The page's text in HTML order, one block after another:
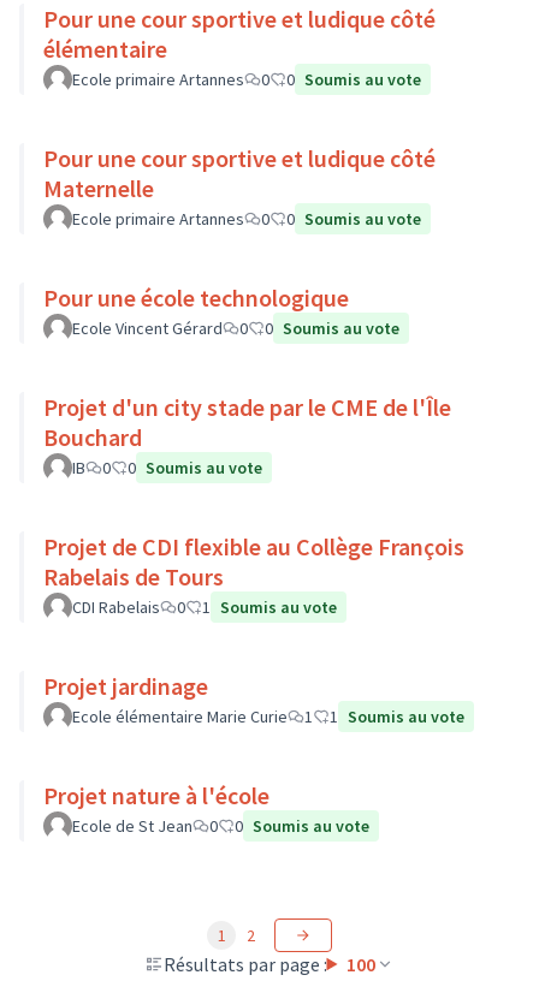
Pour une cour sportive et ludique côté
élémentaire
Ecole primaire Artannes 0 0 Soumis au vote
Pour une cour sportive et ludique côté
Maternelle
Ecole primaire Artannes 0 0 Soumis au vote
Pour une école technologique
Ecole Vincent Gérard 0 0 Soumis au vote
Projet d'un city stade par le CME de l'Île
Bouchard
IB 0 0 Soumis au vote
Projet de CDI flexible au Collège François
Rabelais de Tours
CDI Rabelais 0 1 Soumis au vote
Projet jardinage
Ecole élémentaire Marie Curie 1 1 Soumis au vote
Projet nature à l'école
Ecole de St Jean 0 0 Soumis au vote
Résultats par page : 100
1 2